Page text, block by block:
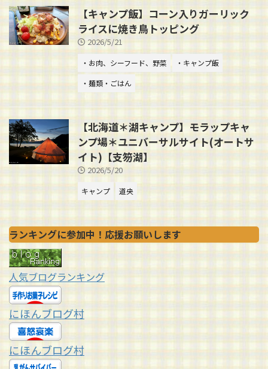
【キャンプ飯】コーン入りガーリック
ライスに焼き鳥トッピング
2026/5/21
・お肉、シーフード、野菜
・キャンプ飯
・麺類・ごはん
【北海道＊湖キャンプ】モラップキャ
ンプ場＊ユニバーサルサイト(オートサ
イト)【支笏湖】
2026/5/20
キャンプ 道央
ランキングに参加中！応援お願いします
人気ブログランキング
にほんブログ村
にほんブログ村